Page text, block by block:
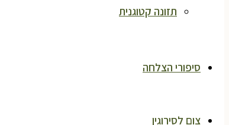
תזונה קטוגנית
סיפורי הצלחה
צום לסירוגין